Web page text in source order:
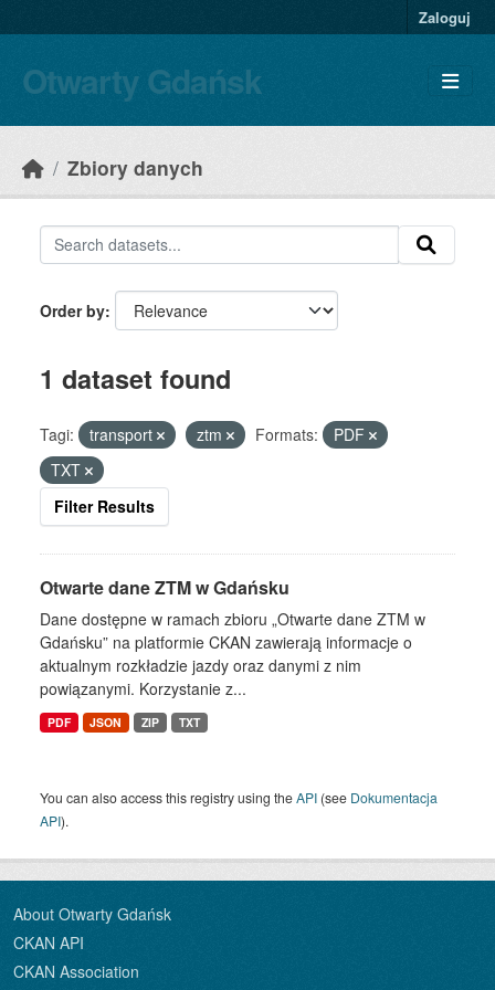
Zaloguj
Otwarty Gdańsk
Zbiory danych
Order by
1 dataset found
Tagi: transport ztm Formats:
PDF
TXT
Filter Results
Otwarte dane ZTM w Gdańsku
Dane dostępne w ramach zbioru „Otwarte dane ZTM w
Gdańsku” na platformie CKAN zawierają informacje o
aktualnym rozkładzie jazdy oraz danymi z nim
powiązanymi. Korzystanie z...
PDF JSON ZIP TXT
You can also access this registry using theAPI (see Dokumentacja
API).
About Otwarty Gdańsk
CKAN API
CKAN Association